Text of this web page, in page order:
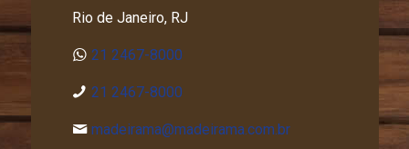
Rio de Janeiro, RJ
21 2467-8000
21 2467-8000
madeirama@madeirama.com.br